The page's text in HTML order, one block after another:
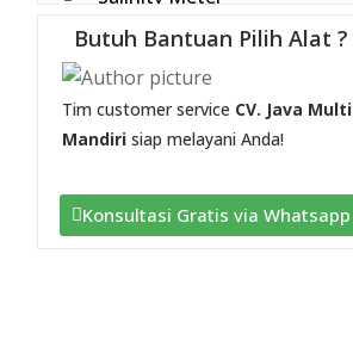
Alat Elektronika
Cable Tester
Conductivity Meter
Alat Ukur
Anemometer
Butuh Bantuan Pilih Alat ?
Tim customer service CV. Java Multi
Mandiri siap melayani Anda!
Konsultasi Gratis via Whatsapp